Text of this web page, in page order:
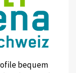
bequem